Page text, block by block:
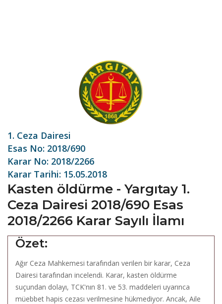
1. Ceza Dairesi
Esas No: 2018/690
Karar No: 2018/2266
Karar Tarihi: 15.05.2018
Kasten öldürme - Yargıtay 1.
Ceza Dairesi 2018/690 Esas
2018/2266 Karar Sayılı İlamı
Özet:
Ağır Ceza Mahkemesi tarafından verilen bir karar, Ceza
Dairesi tarafından incelendi. Karar, kasten öldürme
suçundan dolayı, TCK'nın 81. ve 53. maddeleri uyarınca
müebbet hapis cezası verilmesine hükmediyor. Ancak, Aile